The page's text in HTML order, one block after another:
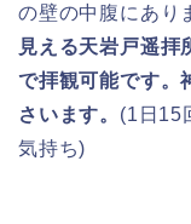
の壁の中腹にあり
見える天岩戸遥拝
で拝観可能です。
さいます。 (1日15
気持ち)